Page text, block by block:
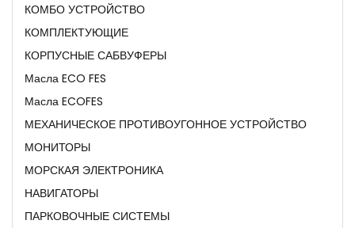
КОМБО УСТРОЙСТВО
КОМПЛЕКТУЮЩИЕ
КОРПУСНЫЕ САБВУФЕРЫ
Масла ECO FES
Масла ECOFES
МЕХАНИЧЕСКОЕ ПРОТИВОУГОННОЕ УСТРОЙСТВО
МОНИТОРЫ
МОРСКАЯ ЭЛЕКТРОНИКА
НАВИГАТОРЫ
ПАРКОВОЧНЫЕ СИСТЕМЫ